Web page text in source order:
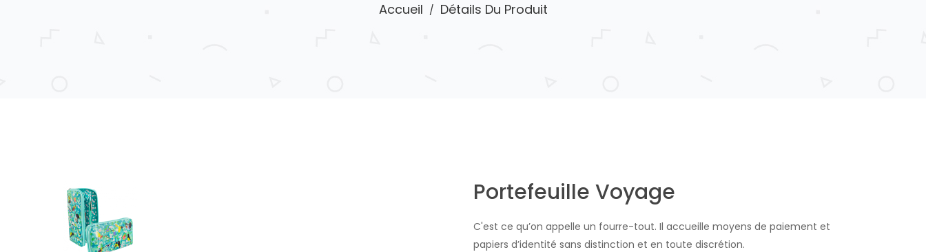
Accueil / Détails Du Produit
Portefeuille Voyage
C'est ce qu’on appelle un fourre-tout. Il accueille moyens de paiement et
papiers d’identité sans distinction et en toute discrétion.